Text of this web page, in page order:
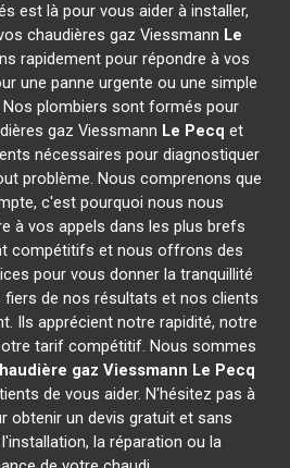
est là pour vous aider à installer,
chaudières gaz Viessmann Le
rapidement pour répondre à vos
une panne urgente ou une simple
Nos plombiers sont formés pour
gaz Viessmann Le Pecq et
nécessaires pour diagnostiquer
problème. Nous comprenons que
c'est pourquoi nous nous
à vos appels dans les plus brefs
compétitifs et nous offrons des
pour vous donner la tranquillité
de nos résultats et nos clients
Ils apprécient notre rapidité, notre
tarif compétitif. Nous sommes
gaz Viessmann Le Pecq
de vous aider. N'hésitez pas à
obtenir un devis gratuit et sans
la réparation ou la